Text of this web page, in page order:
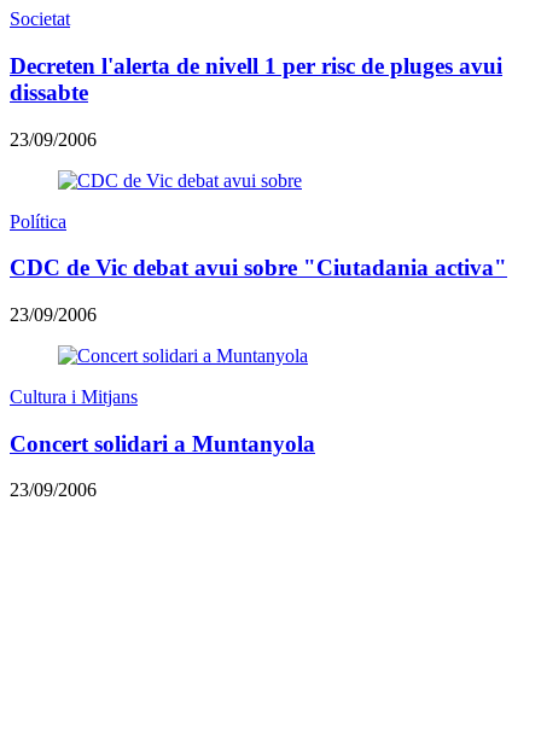
Societat
Decreten l'alerta de nivell 1 per risc de pluges avui
dissabte
23/09/2006
Política
CDC de Vic debat avui sobre "Ciutadania activa"
23/09/2006
Cultura i Mitjans
Concert solidari a Muntanyola
23/09/2006